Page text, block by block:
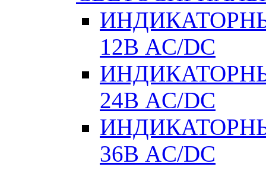
12В AC/DC
24В AC/DC
36В AC/DC